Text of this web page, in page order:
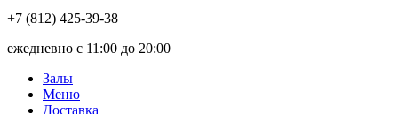
+7 (812) 425-39-38
ежедневно с 11:00 до 20:00
Залы
Меню
Доставка